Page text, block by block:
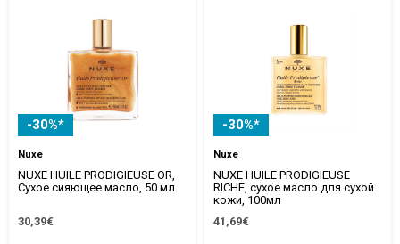
-30%*
Nuxe
NUXE HUILE PRODIGIEUSE OR,
Сухое сияющее масло, 50 мл
30,39€
-30%*
Nuxe
NUXE HUILE PRODIGIEUSE
RICHE, сухое масло для сухой
кожи, 100мл
41,69€